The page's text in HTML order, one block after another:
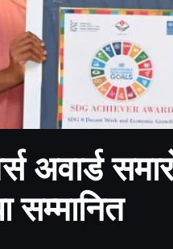
अवार्ड
सम्मानित